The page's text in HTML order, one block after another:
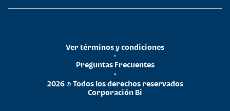
2026 © Todos los derechos reservados
Corporación Bi
•
Preguntas Frecuentes
•
Ver términos y condiciones